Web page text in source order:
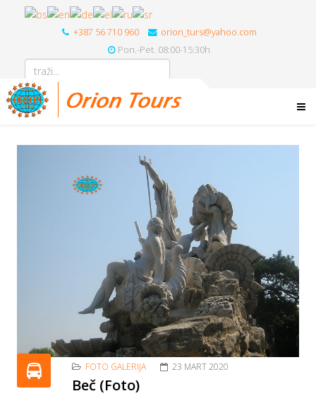
+387 56 710 960
orion_turs@yahoo.com
Pon.-Pet. 08:00-15:30h
FOTO GALERIJA 23 MART 2020
Beč (Foto)